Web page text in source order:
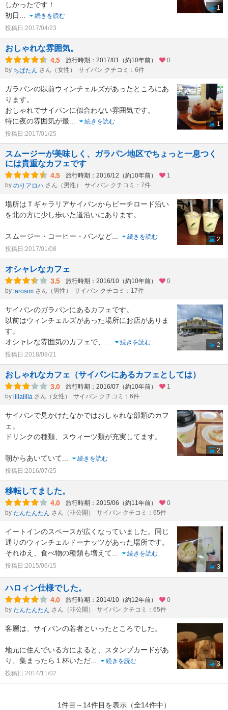
しかったです！
初日...
続きを読む
投稿日:2017/04/23
1
おしゃれな雰囲気。
4.5 旅行時期：2017/01（約10年前）
0
by ちぱたん さん（女性） サイパン クチコミ：6件
ガラパンの以前ウィンチェルズがあったところにあ
ります。
おしゃれでサイパンに似合わない雰囲気です。
特に夜の雰囲気が最...
続きを読む
投稿日:2017/01/25
1
スムージーが美味しく、ガラパン地区でちょっと一息つく
には貴重なカフェです
4.5 旅行時期：2016/12（約10年前）
1
by のりアロハ さん（男性） サイパン クチコミ：7件
場所はＴギャラリアサイパンからビーチロード沿い
を北の方に少し歩いた道沿いにあります。
スムージー・コーヒー・パンなど...
続きを読む
投稿日:2017/01/08
2
オシャレなカフェ
3.5 旅行時期：2016/10（約10年前）
0
by tarosim さん（男性） サイパン クチコミ：17件
サイパンのガラパンにあるカフェです。
以前はウィンチェルズがあった場所にお店がありま
す。
オシャレな雰囲気のカフェで、 ...
続きを読む
投稿日:2018/08/21
2
おしゃれなカフェ（サイパンにあるカフェとしては）
3.0 旅行時期：2016/07（約10年前）
1
by lilialilia さん（女性） サイパン クチコミ：6件
サイパンで見かけたなかではおしゃれな部類のカフ
ェ。
ドリンクの種類、スウィーツ類が充実してます。
朝からあいていて...
続きを読む
投稿日:2016/07/25
2
移転してました。
4.0 旅行時期：2015/06（約11年前）
0
by たんたんたん さん（非公開） サイパン クチコミ：65件
イートインのスペースが広くなっていました。同じ
通りのウィンチェルドーナッツがあった場所です。
それゆえ、食べ物の種類も増えて...
続きを読む
投稿日:2015/06/15
3
ハロィン仕様でした。
4.0 旅行時期：2014/10（約12年前）
0
by たんたんたん さん（非公開） サイパン クチコミ：65件
客層は、サイパンの若者といったところでした。
地元に住んでいる方によると、スタンプカードがあ
り、集まったら１杯いただ...
続きを読む
投稿日:2014/11/02
3
1件目～14件目を表示（全14件中）